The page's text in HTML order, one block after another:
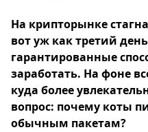
На крипторынке
вот уж как третий
гарантированные
заработать. На фоне
куда более
вопрос: почему коты
обычным пакетам?